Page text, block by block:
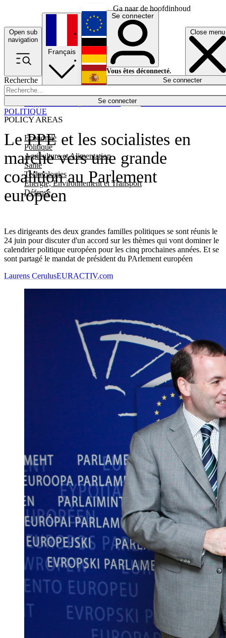
Ga naar de hoofdinhoud
Open sub
navigation
Close menu
Recherche
Se connecter
POLICY AREAS
Economie
Politique
Agriculture et Alimentation
Santé
Technologies
Energie, Environnement et Transport
Défense
Économie
Français
English
Deutsch
Español
Se connecter
Vous êtes déconnecté.
Se connecter
Le PPE et les socialistes en
marche vers une grande
coalition au Parlement
européen
Les dirigeants des deux grandes familles politiques se sont réunis le
24 juin pour discuter d'un accord sur les thèmes qui vont dominer le
calendrier politique européen pour les cinq prochaines années. Et se
sont partagé le mandat de président du PArlement européen
POLITIQUE
Laurens CerulusEURACTIV.com